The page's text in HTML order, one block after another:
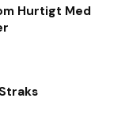
Hurtigt Med